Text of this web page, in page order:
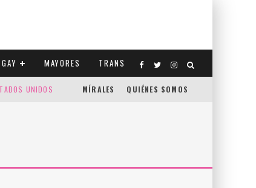
MAYORES TRANS
UNIDOS MÍRALES QUIÉNES SOMOS